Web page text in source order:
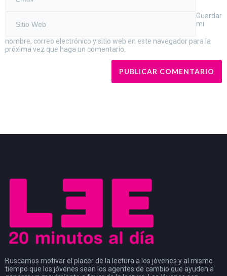
Guardar
mi
nombre, correo electrónico y sitio web en este navegador para la
próxima vez que haga un comentario.
Buscamos motivar el placer de la lectura a los jóvenes y al mismo
tiempo que los jóvenes sean los agentes de cambio que ayuden a